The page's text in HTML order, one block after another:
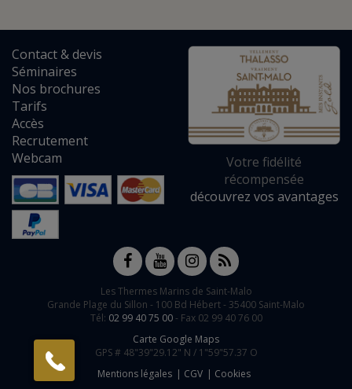
Contact&devis
Séminaires
Nos brochures
Tarifs
Accès
Recrutement
Webcam
Votre fidélité
récompensée
découvrez vos avantages
Les Thermes Marins de Saint-Malo
Grande Plage du Sillon - 100 Bd Hébert- 35400 Saint-Malo
Tél: 02 99 40 75 00- Fax 02 99 40 76 00
Carte Google Maps
GPS # 48"39"29.12" N / 1"59"57.37 O
Mentions légales
CGV Cookies